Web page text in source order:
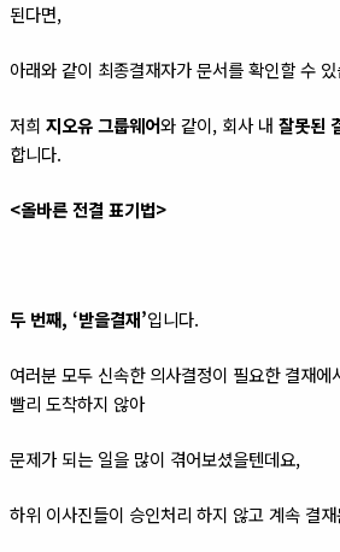
된다면,
아래와 같이 최종결재자가 문서를 확인할 수
저희 지오유 그룹웨어와 같이, 회사 내 잘못된
합니다.
<올바른 전결 표기법>
두 번째, ‘받을결재’입니다.
여러분 모두 신속한 의사결정이 필요한 결재
빨리 도착하지 않아
문제가 되는 일을 많이 겪어보셨을텐데요,
하위 이사진들이 승인처리 하지 않고 계속 결